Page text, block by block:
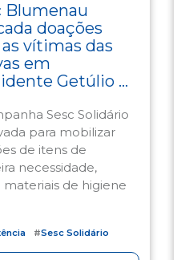
Blumenau
doações
as vítimas das
em
Getúlio ...
Sesc Solidário
para mobilizar
de itens de
necessidade,
de higiene
#Sesc Solidário